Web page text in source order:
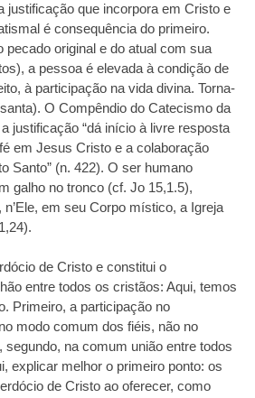
justificação que incorpora em Cristo e
é consequência do primeiro.
pecado original e do atual com sua
a pessoa é elevada à condição de
à participação na vida divina. Torna-
O Compêndio do Catecismo da
justificação “dá início à livre resposta
em Jesus Cristo e a colaboração
Santo” (n. 422). O ser humano
galho no tronco (cf. Jo 15,1.5),
em seu Corpo místico, a Igreja
de Cristo e constitui o
entre todos os cristãos: Aqui, temos
Primeiro, a participação no
modo comum dos fiéis, não no
segundo, na comum união entre todos
explicar melhor o primeiro ponto: os
de Cristo ao oferecer, como